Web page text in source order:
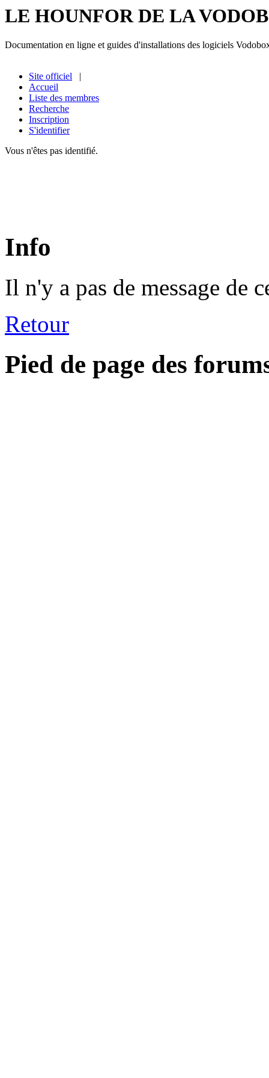
LE HOUNFOR DE LA
Documentation en ligne et guides d'installations des logiciels
Site officiel |
Accueil
Liste des membres
Recherche
Inscription
S'identifier
Vous n'êtes pas identifié.
Info
Il n'y a pas de message de
Retour
Pied de page des